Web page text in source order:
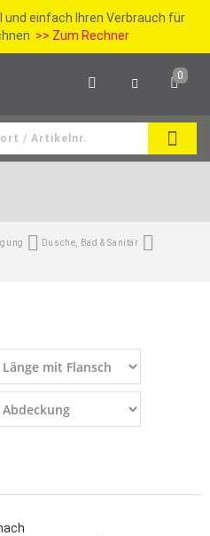
und einfach Ihren Verbrauch für
>> Zum Rechner
SUCHE
0
Dusche, Bad & Sanitär